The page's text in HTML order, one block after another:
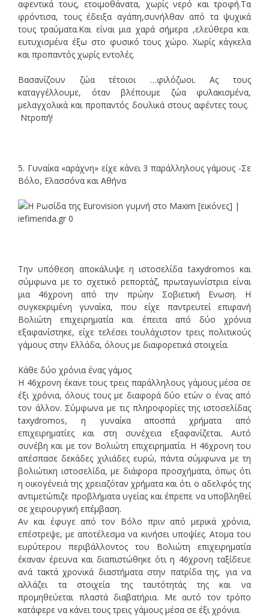
αφεντικά τους, ετοιμοθάνατα, χωρίς νερό και τροφή.Τα
φρόντισα, τους έδειξα αγάπη,συνήλθαν από τα ψυχικά
τους τραύματα.Και είναι μια χαρά σήμερα ,ελεύθερα και
ευτυχισμένα έξω στο φυσικό τους χώρο. Χωρίς κάγκελα
και προπαντός χωρίς εντολές.
Βασανίζουν ζώα τέτοιοι …φιλόζωοι. Ας τους
καταγγέλλουμε, όταν βλέπουμε ζώα φυλακισμένα,
μελαγχολικά και προπαντός δουλικά στους αφέντες τους.
Ντροπή!
5. Γυναίκα «αράχνη» είχε κάνει 3 παράλληλους γάμους -Σε
Βόλο, Ελασσόνα και Αθήνα
Την υπόθεση αποκάλυψε η ιστοσελίδα taxydromos και
σύμφωνα με το σχετικό ρεπορτάζ, πρωταγωνίστρια είναι
μια 46χρονη από την πρώην Σοβιετική Ενωση. Η
συγκεκριμένη γυναίκα, που είχε παντρευτεί επιφανή
Βολιώτη επιχειρηματία και έπειτα από δύο χρόνια
εξαφανίστηκε, είχε τελέσει τουλάχιστον τρεις πολιτικούς
γάμους στην Ελλάδα, όλους με διαφορετικά στοιχεία.
Κάθε δύο χρόνια ένας γάμος
Η 46χρονη έκανε τους τρεις παράλληλους γάμους μέσα σε
έξι χρόνια, όλους τους με διαφορά δύο ετών ο ένας από
τον άλλον. Σύμφωνα με τις πληροφορίες της ιστοσελίδας
taxydromos, η γυναίκα αποσπά χρήματα από
επιχειρηματίες και στη συνέχεια εξαφανίζεται. Αυτό
συνέβη και με τον Βολιώτη επιχειρηματία. Η 46χρονη του
απέσπασε δεκάδες χιλιάδες ευρώ, πάντα σύμφωνα με τη
βολιώτικη ιστοσελίδα, με διάφορα προσχήματα, όπως ότι
η οικογένειά της χρειαζόταν χρήματα και ότι ο αδελφός της
αντιμετώπιζε προβλήματα υγείας και έπρεπε να υποβληθεί
σε χειρουργική επέμβαση.
Αν και έφυγε από τον Βόλο πριν από μερικά χρόνια,
επέστρεψε, με αποτέλεσμα να κινήσει υποψίες. Ατομα του
ευρύτερου περιβάλλοντος του Βολιώτη επιχειρηματία
έκαναν έρευνα και διαπιστώθηκε ότι η 46χρονη ταξίδευε
ανά τακτά χρονικά διαστήματα στην πατρίδα της, για να
αλλάζει τα στοιχεία της ταυτότητάς της και να
προμηθεύεται πλαστά διαβατήρια. Με αυτό τον τρόπο
κατάφερε να κάνει τους τρεις γάμους μέσα σε έξι χρόνια.